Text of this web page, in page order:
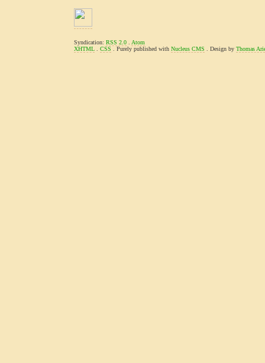
Syndication: RSS 2.0
Atom
XHTML
CSS . Purely published with Nucleus CMS . Design by Thomas